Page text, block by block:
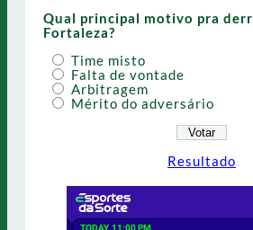
Qual principal motivo pra
Fortaleza?
Time misto
Falta de vontade
Arbitragem
Mérito do adversário
Resultado